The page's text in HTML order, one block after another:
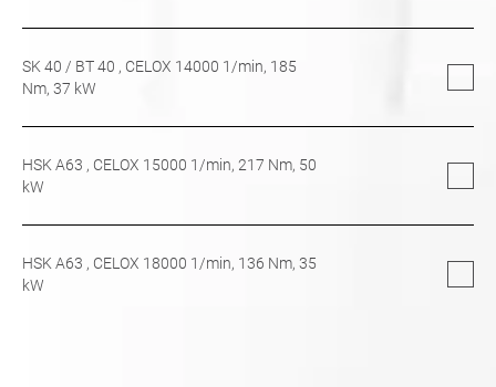
SK 40 / BT 40 , CELOX 14000 1/min, 185
Nm, 37 kW
HSK A63 , CELOX 15000 1/min, 217 Nm, 50
kW
HSK A63 , CELOX 18000 1/min, 136 Nm, 35
kW